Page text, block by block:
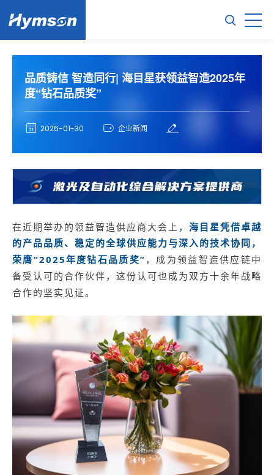
品质铸信 智造同行| 海目星获领益智造2025年
度“钻石品质奖”
2026-01-30 企业新闻
在近期举办的领益智造供应商大会上 ，
海目星凭借卓越
的产品品质、稳定的全球供应能力与深入的技术协同，
荣膺“2025年度钻石品质奖” ，成为领益智造供应链中
备受认可的合作伙伴，这份认可也成为双方十余年战略
合作的坚实见证。